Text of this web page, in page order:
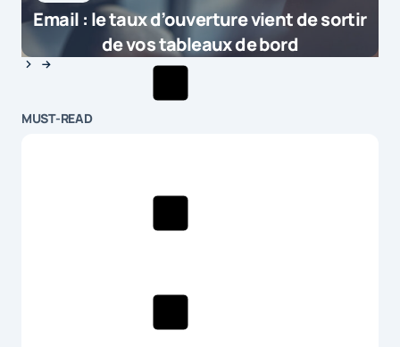
Email : le taux d’ouverture vient de sortir
de vos tableaux de bord
MUST-READ